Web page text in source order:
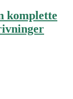
komplette